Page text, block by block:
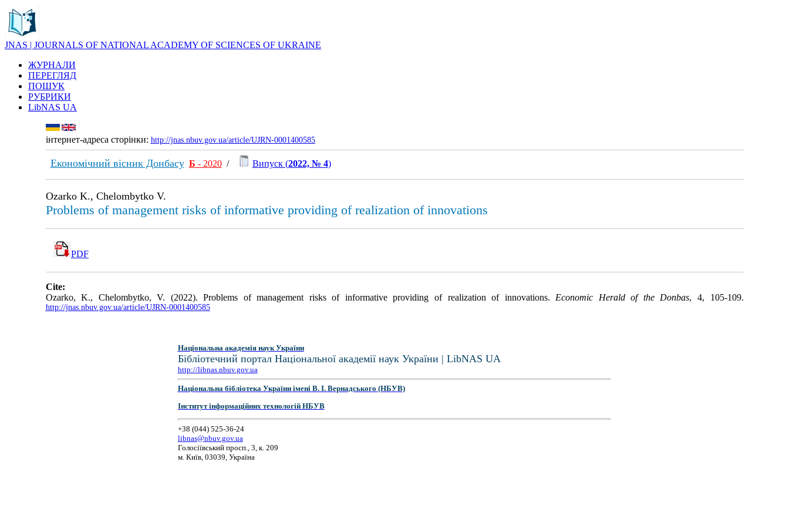
JNAS | JOURNALS OF NATIONAL ACADEMY OF SCIENCES OF UKRAINE
ЖУРНАЛИ
ПЕРЕГЛЯД
ПОШУК
РУБРИКИ
LibNAS UA
інтернет-адреса сторінки: http://jnas.nbuv.gov.ua/article/UJRN-0001400585
Економічний вісник Донбасу Б - 2020/ Випуск (2022, № 4)
Ozarko K., Chelombytko V.
Problems of management risks of informative providing of realization of innovations
PDF
Cite:
Ozarko, K., Chelombytko, V. (2022). Problems of management risks of informative providing of realization of innovations.Economic Herald of the Donbas, 4, 105-109.
http://jnas.nbuv.gov.ua/article/UJRN-0001400585
Національна академія наук України
Бібліотечний портал Національної академії наук України | LibNAS UA
http://libnas.nbuv.gov.ua
Національна бібліотека України імені В. І. Вернадського (НБУВ)
Інститут інформаційних технологій НБУВ
+38 (044) 525-36-24
libnas@nbuv.gov.ua
Голосіївський просп., 3, к. 209
м. Київ, 03039, Україна